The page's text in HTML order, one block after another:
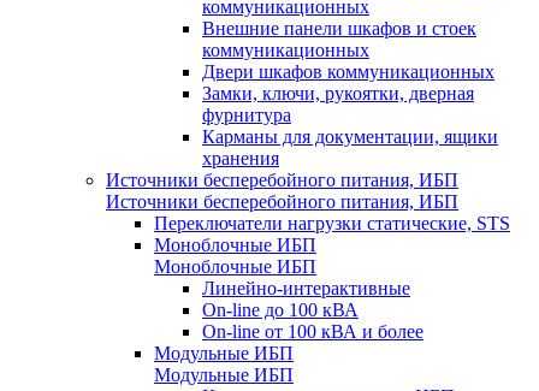
коммуникационных
Внешние панели шкафов и стоек
коммуникационных
Двери шкафов коммуникационных
Замки, ключи, рукоятки, дверная
фурнитура
Карманы для документации, ящики
хранения
Источники бесперебойного питания, ИБП
Источники бесперебойного питания, ИБП
Переключатели нагрузки статические, STS
Моноблочные ИБП
Моноблочные ИБП
Линейно-интерактивные
On-line до 100 кВА
On-line от 100 кВА и более
Модульные ИБП
Модульные ИБП